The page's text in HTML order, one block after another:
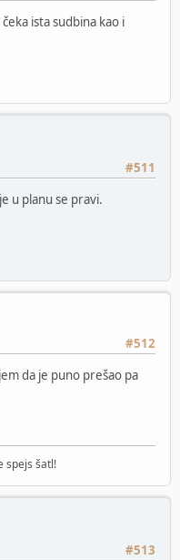
ista sudbina kao i
#511
u planu se pravi.
#512
da je puno prešao pa
spejs šatl!
#513